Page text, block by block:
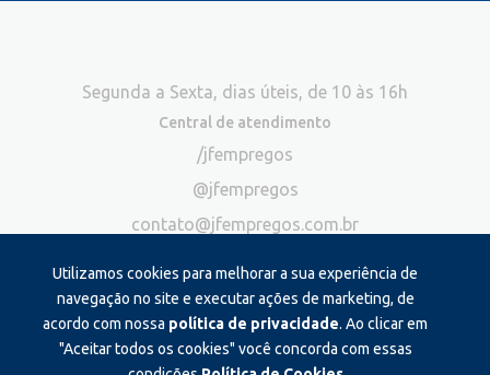
Utilizamos cookies para melhorar a sua experiência de
navegação no site e executar ações de marketing, de
acordo com nossa política de privacidade. Ao clicar em
"Aceitar todos os cookies" você concorda com essas
Segunda a Sexta, dias úteis, de 10 às 16h
Central de atendimento
/jfempregos
@jfempregos
contato@jfempregos.com.br
Publicidade
*Exclusivo para atendimento via chat. Não atendemos ligações neste
canal